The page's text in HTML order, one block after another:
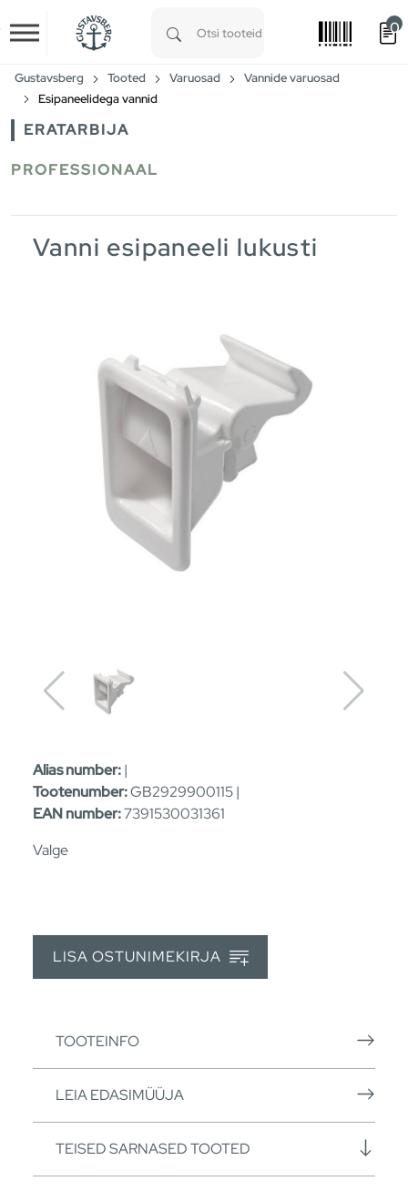
Skip to main content
0
Gustavsberg Tooted Varuosad
Vannide varuosad
Esipaneelidega vannid
ERATARBIJA
PROFESSIONAAL
Vanni esipaneeli lukusti
Alias number:|
Tootenumber:GB2929900115 |
EAN number:7391530031361
Valge
LISA OSTUNIMEKIRJA
TOOTEINFO
LEIA EDASIMÜÜJA
TEISED SARNASED TOOTED